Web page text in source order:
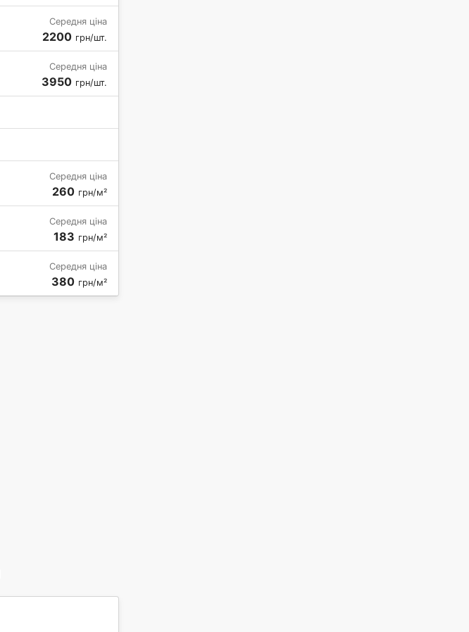
Середня ціна
2200 грн/шт.
Середня ціна
3950 грн/шт.
Середня ціна
260 грн/м²
Середня ціна
183 грн/м²
Середня ціна
380 грн/м²